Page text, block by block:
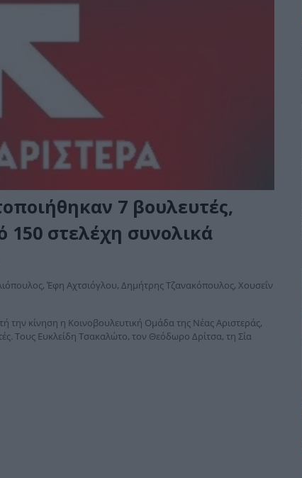
7 βουλευτές,
στελέχη συνολικά
Έφη Αχτσιόγλου, Δημήτρης Τζανακόπουλος, Χουσεΐν
την κίνηση η Κοινοβουλευτική Ομάδα της Νέας Αριστεράς,
Τους Ευκλείδη Τσακαλώτο, τον Θεόδωρο Δρίτσα, τη Σία